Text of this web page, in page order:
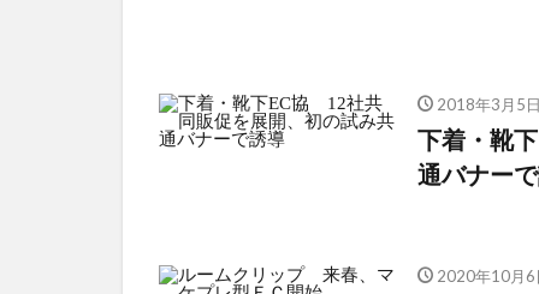
2018年3月5
下着・靴
通バナー
2020年10月6